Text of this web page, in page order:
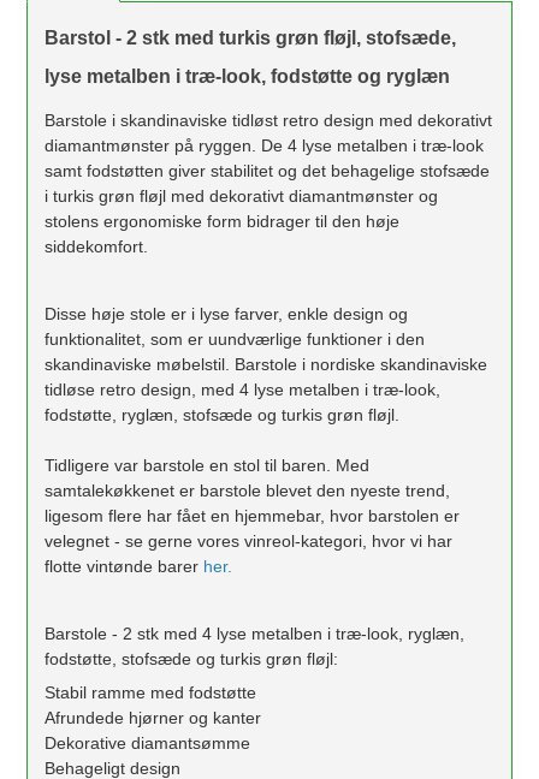
Barstol - 2 stk med turkis grøn fløjl, stofsæde,
lyse metalben i træ-look, fodstøtte og ryglæn
Barstole i skandinaviske tidløst retro design med dekorativt
diamantmønster på ryggen. De 4 lyse metalben i træ-look
samt fodstøtten giver stabilitet og det behagelige stofsæde
i turkis grøn fløjl med dekorativt diamantmønster og
stolens ergonomiske form bidrager til den høje
siddekomfort.
Disse høje stole er i lyse farver, enkle design og
funktionalitet, som er uundværlige funktioner i den
skandinaviske møbelstil. Barstole i nordiske skandinaviske
tidløse retro design, med 4 lyse metalben i træ-look,
fodstøtte, ryglæn, stofsæde og turkis grøn fløjl.
Tidligere var barstole en stol til baren. Med
samtalekøkkenet er barstole blevet den nyeste trend,
ligesom flere har fået en hjemmebar, hvor barstolen er
velegnet - se gerne vores vinreol-kategori, hvor vi har
flotte vintønde barer her.
Barstole - 2 stk med 4 lyse metalben i træ-look, ryglæn,
fodstøtte, stofsæde og turkis grøn fløjl:
Stabil ramme med fodstøtte
Afrundede hjørner og kanter
Dekorative diamantsømme
Behageligt design